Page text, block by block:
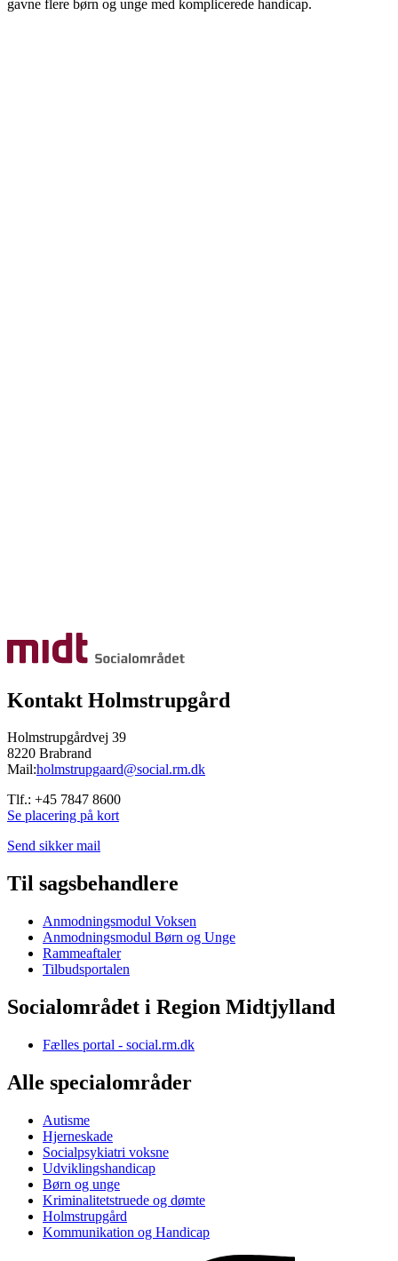
gavne flere børn og unge med komplicerede handicap.
Kontakt Holmstrupgård
Holmstrupgårdvej 39
8220 Brabrand
Mail:holmstrupgaard@social.rm.dk
Tlf.: +45 7847 8600
Se placering på kort
Send sikker mail
Til sagsbehandlere
Anmodningsmodul Voksen
Anmodningsmodul Børn og Unge
Rammeaftaler
Tilbudsportalen
Socialområdet i Region Midtjylland
Fælles portal - social.rm.dk
Alle specialområder
Autisme
Hjerneskade
Socialpsykiatri voksne
Udviklingshandicap
Børn og unge
Kriminalitetstruede og dømte
Holmstrupgård
Kommunikation og Handicap